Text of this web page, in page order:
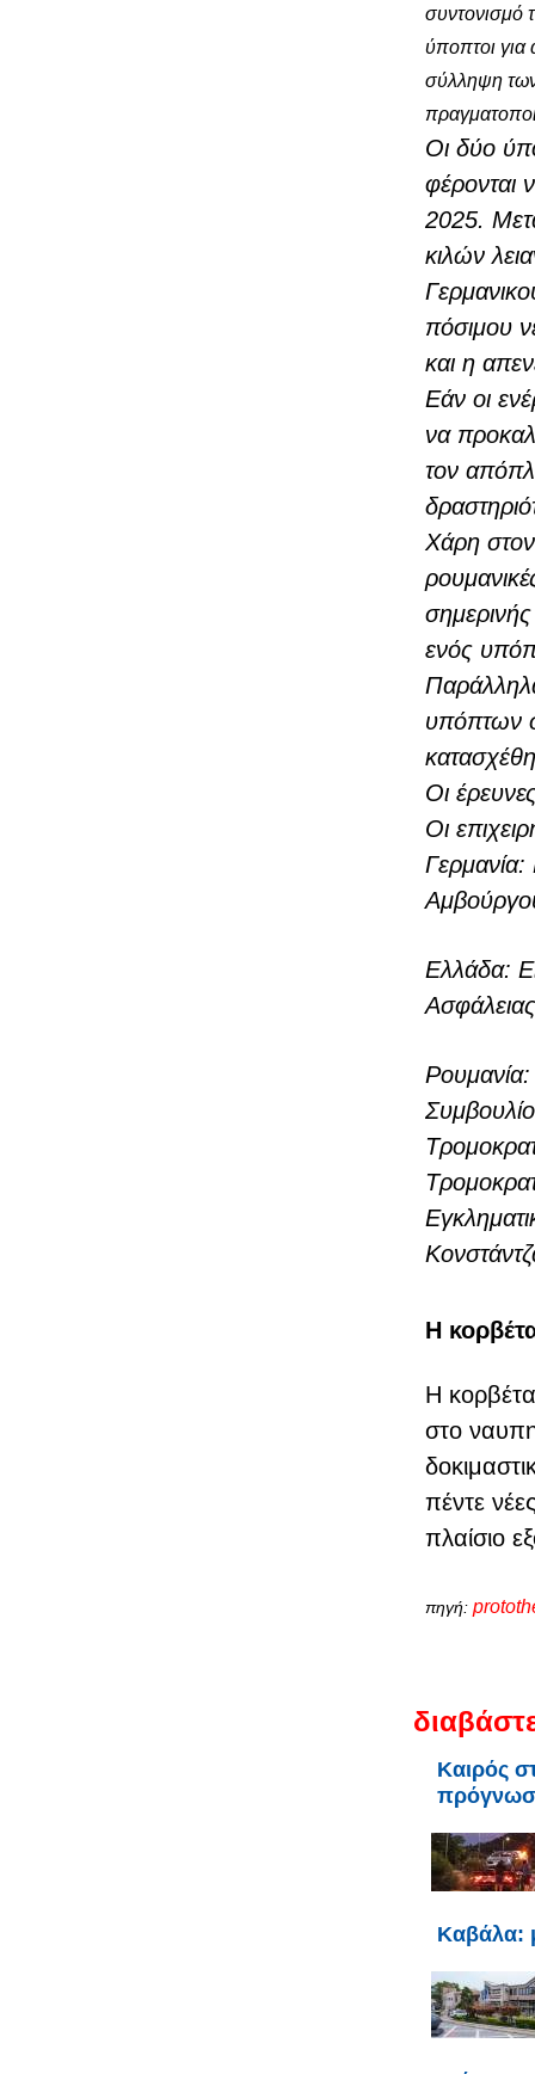
συντονισμό
ύποπτοι για
σύλληψη
Οι δύο
φέρονται
2025.
κιλών
πόσιμου
και η
Εάν οι
να
τον
Χάρη στον
ενός
υπόπτων
Οι
Οι
Γερμανία:
Ελλάδα:
Η
Η
στο
πέντε
πλαίσιο
πηγή:
Καιρός
Καβάλα: